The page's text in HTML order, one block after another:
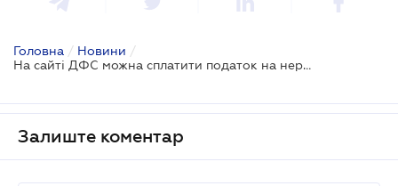
Головна / Новини /
На сайті ДФС можна сплатити податок на нерухомість
Залиште коментар